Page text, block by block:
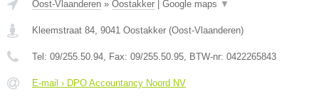
Oost-Vlaanderen » Oostakker | Google maps ▼
Kleemstraat 84 9041 Oostakker (Oost-Vlaanderen)
Tel: 09/255.50.94 , Fax: 09/255.50.95 , BTW-nr: 0422265843
E-mail › DPO Accountancy Noord NV